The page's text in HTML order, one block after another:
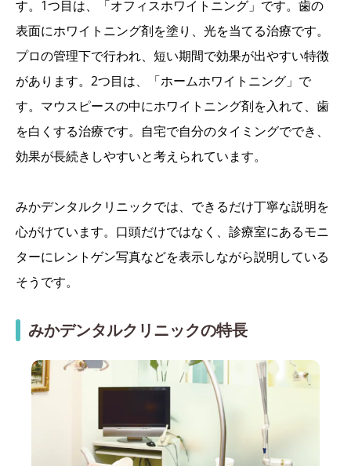
す。1つ目は、「オフィスホワイトニング」です。歯の
表面にホワイトニング剤を塗り、光を当てる治療です。
プロの管理下で行われ、短い期間で効果が出やすい特徴
があります。2つ目は、「ホームホワイトニング」で
す。マウスピースの中にホワイトニング剤を入れて、歯
を白くする治療です。自宅で自分のタイミングででき、
効果が長続きしやすいと考えられています。
みかデンタルクリニックでは、できるだけ丁寧な説明を
心がけています。口頭だけではなく、診療室にあるモニ
ターにレントゲン写真などを表示しながら説明している
そうです。
みかデンタルクリニックの特長